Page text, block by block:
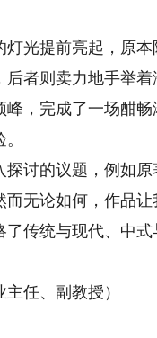
提前亮起，原本
者则卖力地手举
，完成了一场酣
的议题，例如原
无论如何，作品
传统与现代、中
任、副教授）